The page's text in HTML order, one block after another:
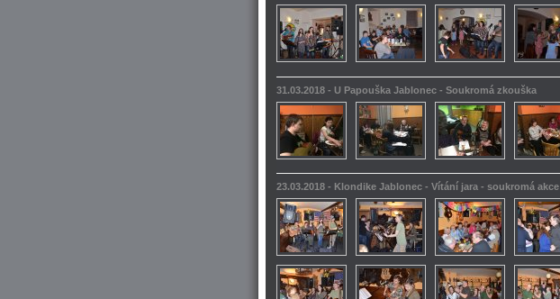
31.03.2018 - U Papouška Jablonec - Soukromá zkouška
23.03.2018 - Klondike Jablonec - Vítání jara - soukromá akce